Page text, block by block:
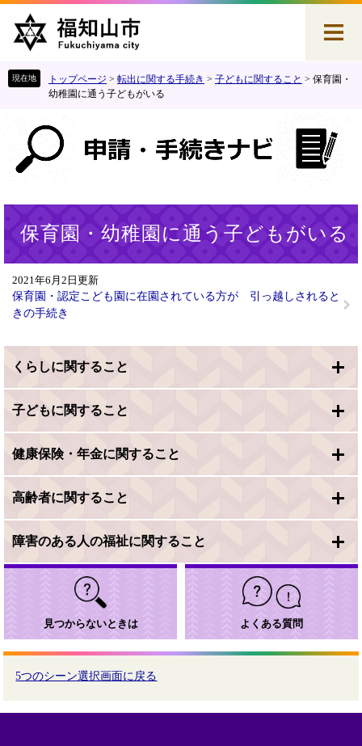
す
。
し
て
文
トップページ > 転出に関する手続き > 子どもに関すること > 保育園・
幼稚園に通う子どもがいる
保育園・幼稚園に通う子どもがいる
2021年6月2日更新
保育園・認定こども園に在園されている方が 引っ越しされると
きの手続き
くらしに関すること
子どもに関すること
健康保険・年金に関すること
高齢者に関すること
障害のある人の福祉に関すること
見つからないときは よくある質問
5つのシーン選択画面に戻る